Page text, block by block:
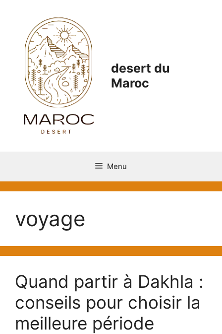
contenu
desert du
Maroc
Menu
voyage
Quand partir à Dakhla :
conseils pour choisir la
meilleure période